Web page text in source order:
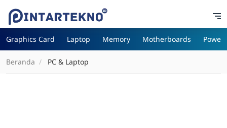
Graphics Card Laptop Memory Motherboards Power
Beranda PC & Laptop